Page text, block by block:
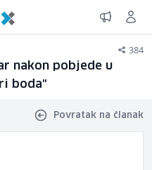
384
nakon pobjede u
boda"
Povratak na članak